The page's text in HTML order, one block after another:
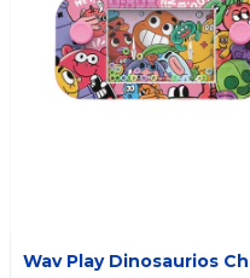
Wav Play Dinosaurios